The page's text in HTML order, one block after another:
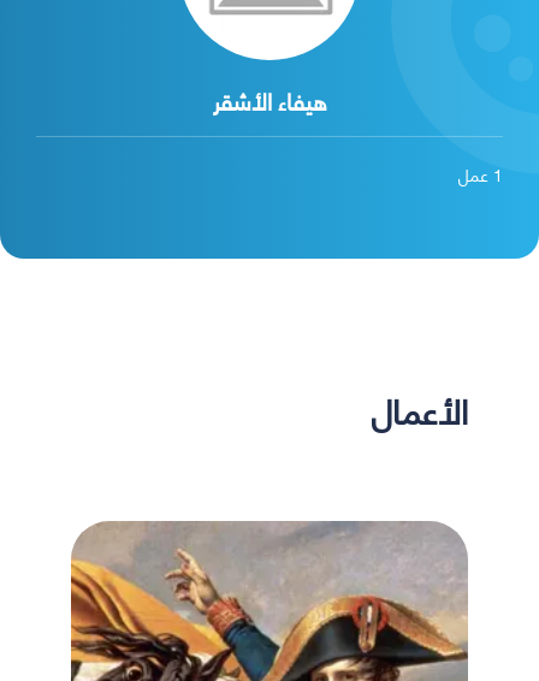
هيفاء الأشقر
1 عمل
الأعمال